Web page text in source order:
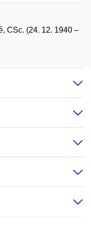
CSc. (24. 12. 1940 –